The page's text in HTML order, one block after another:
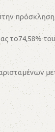
πρόσκληση
το74,58%